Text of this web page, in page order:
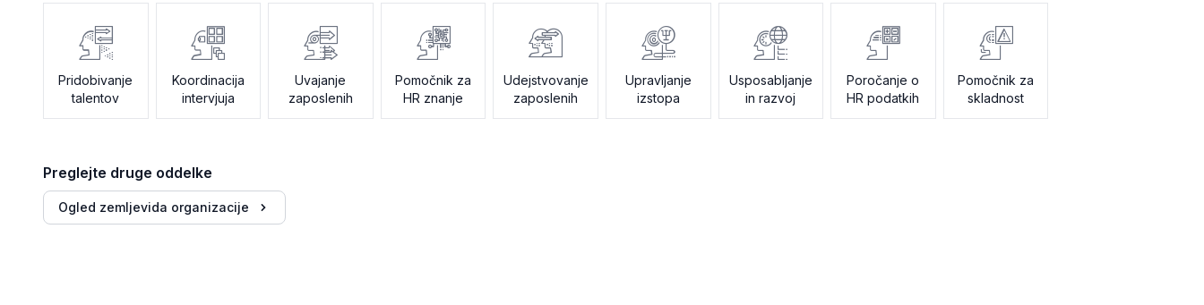
Pridobivanje
talentov
Koordinacija
intervjuja
Uvajanje
zaposlenih
Pomočnik za
HR znanje
Udejstvovanje
zaposlenih
Upravljanje
izstopa
Usposabljanje
in razvoj
Poročanje o
HR podatkih
Pomočnik za
skladnost
Preglejte druge oddelke
Ogled zemljevida organizacije